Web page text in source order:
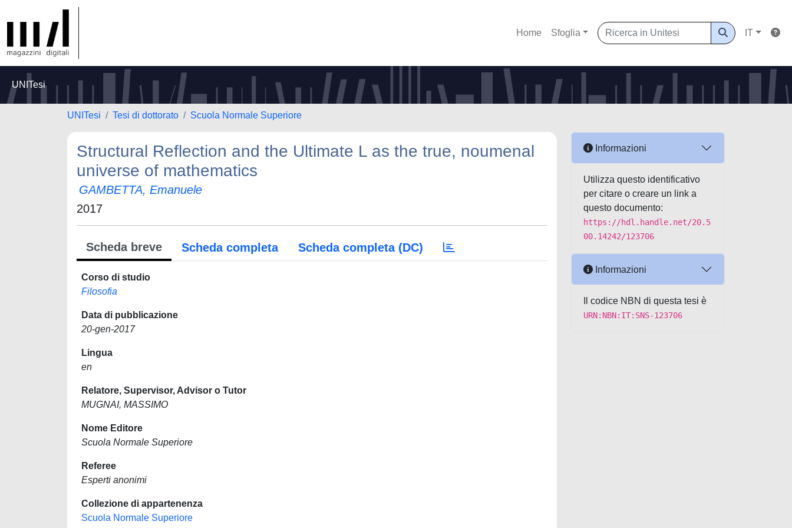
Home Sfoglia IT
UNITesi
UNITesi Tesi di dottorato Scuola Normale Superiore
Structural Reflection and the Ultimate L as the true, noumenal
universe of mathematics
GAMBETTA, Emanuele
2017
Scheda breve Scheda completa Scheda completa (DC)
Corso di studio
Filosofia
Data di pubblicazione
20-gen-2017
Lingua
en
Relatore, Supervisor, Advisor o Tutor
MUGNAI, MASSIMO
Nome Editore
Scuola Normale Superiore
Referee
Esperti anonimi
Collezione di appartenenza
Scuola Normale Superiore
Informazioni
Utilizza questo identificativo
per citare o creare un link a
questo documento:
https://hdl.handle.net/20.5
00.14242/123706
Informazioni
Il codice NBN di questa tesi è
URN:NBN:IT:SNS-123706